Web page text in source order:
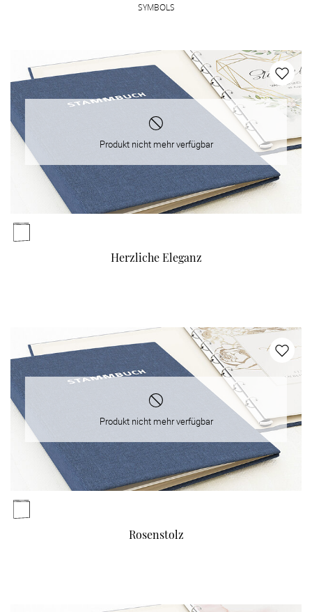
SYMBOLS
Produkt nicht mehr verfügbar
Herzliche Eleganz
Produkt nicht mehr verfügbar
Rosenstolz